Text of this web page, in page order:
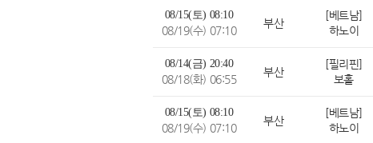
08/15(토) 08:10
08/19(수) 07:10
부산
[베트남]
하노이
08/14(금) 20:40
08/18(화) 06:55
부산
[필리핀]
보홀
08/15(토) 08:10
08/19(수) 07:10
부산
[베트남]
하노이